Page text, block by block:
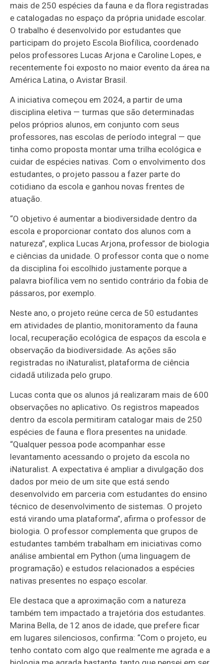
mais de 250 espécies da fauna e da flora registradas
e catalogadas no espaço da própria unidade escolar.
O trabalho é desenvolvido por estudantes que
participam do projeto Escola Biofílica, coordenado
pelos professores Lucas Arjona e Caroline Lopes, e
recentemente foi exposto no maior evento da área na
América Latina, o Avistar Brasil.
A iniciativa começou em 2024, a partir de uma
disciplina eletiva — turmas que são determinadas
pelos próprios alunos, em conjunto com seus
professores, nas escolas de período integral — que
tinha como proposta montar uma trilha ecológica e
cuidar de espécies nativas. Com o envolvimento dos
estudantes, o projeto passou a fazer parte do
cotidiano da escola e ganhou novas frentes de
atuação.
“O objetivo é aumentar a biodiversidade dentro da
escola e proporcionar contato dos alunos com a
natureza”, explica Lucas Arjona, professor de biologia
e ciências da unidade. O professor conta que o nome
da disciplina foi escolhido justamente porque a
palavra biofílica vem no sentido contrário da fobia de
pássaros, por exemplo.
Neste ano, o projeto reúne cerca de 50 estudantes
em atividades de plantio, monitoramento da fauna
local, recuperação ecológica de espaços da escola e
observação da biodiversidade. As ações são
registradas no iNaturalist, plataforma de ciência
cidadã utilizada pelo grupo.
Lucas conta que os alunos já realizaram mais de 600
observações no aplicativo. Os registros mapeados
dentro da escola permitiram catalogar mais de 250
espécies de fauna e flora presentes na unidade.
“Qualquer pessoa pode acompanhar esse
levantamento acessando o projeto da escola no
iNaturalist. A expectativa é ampliar a divulgação dos
dados por meio de um site que está sendo
desenvolvido em parceria com estudantes do ensino
técnico de desenvolvimento de sistemas. O projeto
está virando uma plataforma”, afirma o professor de
biologia. O professor complementa que grupos de
estudantes também trabalham em iniciativas como
análise ambiental em Python (uma linguagem de
programação) e estudos relacionados a espécies
nativas presentes no espaço escolar.
Ele destaca que a aproximação com a natureza
também tem impactado a trajetória dos estudantes.
Marina Bella, de 12 anos de idade, que prefere ficar
em lugares silenciosos, confirma: “Com o projeto, eu
tenho contato com algo que realmente me agrada e a